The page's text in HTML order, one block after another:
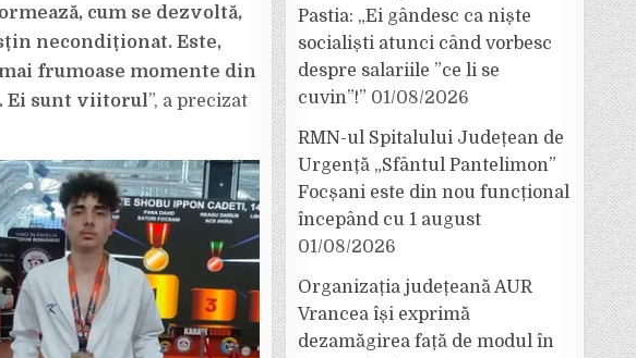
SKDUN
FOCȘANI
LA
CUPA
ROMÂNIEI
DISPUTATĂ
LA
VOLUNTARI
cum se dezvoltă,
necondiționat. Este,
frumoase momente din
Ei sunt viitorul”, a precizat
Pastia: „Ei gândesc ca niște
socialiști atunci când vorbesc
despre salariile ”ce li se
cuvin”!” 01/08/2026
RMN-ul Spitalului Județean de
Urgență „Sfântul Pantelimon”
Focșani este din nou funcțional
începând cu 1 august
01/08/2026
Organizația județeană AUR
Vrancea își exprimă
dezamăgirea față de modul în